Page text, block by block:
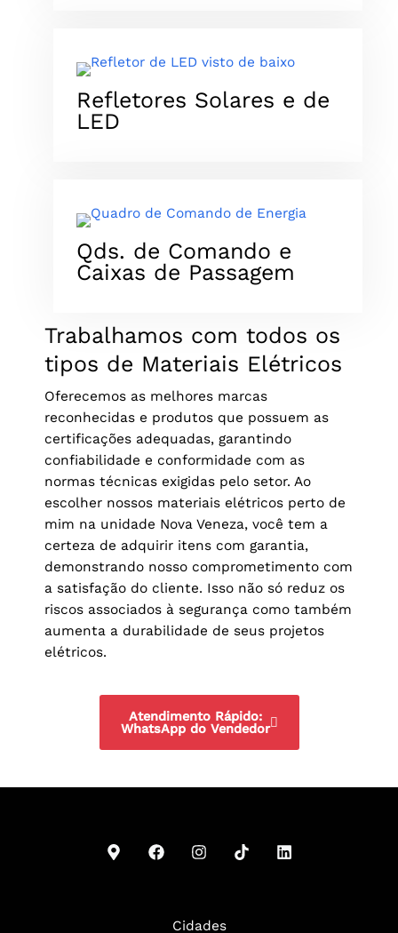
Refletores Solares e de
LED
Qds. de Comando e
Caixas de Passagem
Trabalhamos com todos os
tipos de Materiais Elétricos
Oferecemos as melhores marcas
reconhecidas e produtos que possuem as
certificações adequadas, garantindo
confiabilidade e conformidade com as
normas técnicas exigidas pelo setor. Ao
escolher nossos materiais elétricos perto de
mim na unidade Nova Veneza, você tem a
certeza de adquirir itens com garantia,
demonstrando nosso comprometimento com
a satisfação do cliente. Isso não só reduz os
riscos associados à segurança como também
aumenta a durabilidade de seus projetos
elétricos.
Atendimento Rápido:
WhatsApp do Vendedor
Cidades